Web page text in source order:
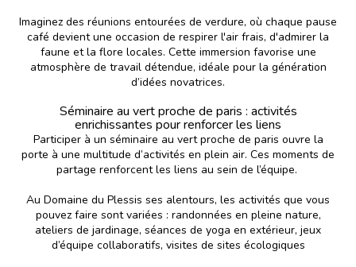
Imaginez des réunions entourées de verdure, où chaque pause
café devient une occasion de respirer l'air frais, d'admirer la
faune et la flore locales. Cette immersion favorise une
atmosphère de travail détendue, idéale pour la génération
d’idées novatrices.
Séminaire au vert proche de paris : activités
enrichissantes pour renforcer les liens
Participer à un séminaire au vert proche de paris ouvre la
porte à une multitude d’activités en plein air. Ces moments de
partage renforcent les liens au sein de l’équipe.
Au Domaine du Plessis ses alentours, les activités que vous
pouvez faire sont variées : randonnées en pleine nature,
ateliers de jardinage, séances de yoga en extérieur, jeux
d’équipe collaboratifs, visites de sites écologiques